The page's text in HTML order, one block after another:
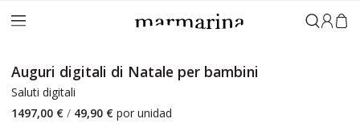
Accedi
Auguri digitali di Natale per bambini
Saluti digitali
1497,00 € / 49,90 € por unidad